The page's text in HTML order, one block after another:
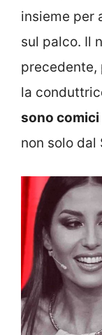
insieme per
sul palco. Il
precedente,
la
sono
non solo dal